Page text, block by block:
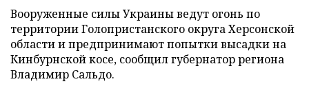
Вооруженные силы Украины ведут огонь по
территории Голопристанского округа Херсонской
области и предпринимают попытки высадки на
Кинбурнской косе, сообщил губернатор региона
Владимир Сальдо.